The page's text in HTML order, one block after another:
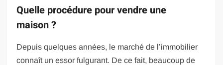
Quelle procédure pour vendre une
maison ?
Depuis quelques années, le marché de l’immobilier
connaît un essor fulgurant. De ce fait, beaucoup de